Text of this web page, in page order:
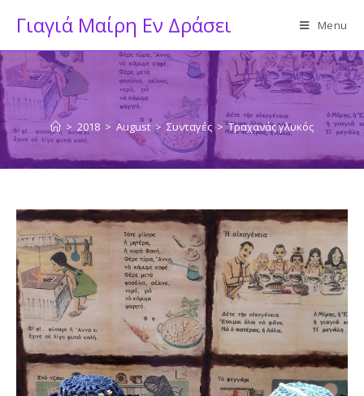
content
Γιαγιά Μαίρη Εν Δράσει Menu
> 2018 > August > Συνταγές > Τραχανάς γλυκός